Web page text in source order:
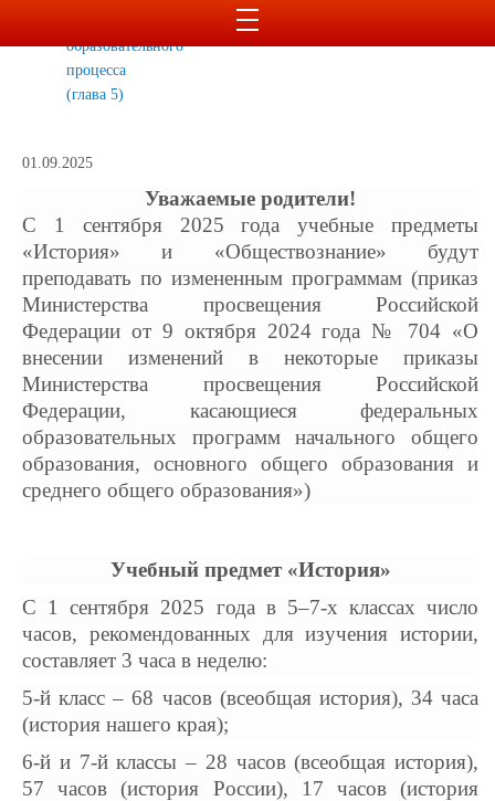
образовательного
процесса
(глава 5)
01.09.2025
Уважаемые родители!
С 1 сентября 2025 года учебные предметы
«История» и «Обществознание» будут
преподавать по измененным программам (приказ
Министерства просвещения Российской
Федерации от 9 октября 2024 года № 704 «О
внесении изменений в некоторые приказы
Министерства просвещения Российской
Федерации, касающиеся федеральных
образовательных программ начального общего
образования, основного общего образования и
среднего общего образования»)
Учебный предмет «История»
С 1 сентября 2025 года в 5–7-х классах число
часов, рекомендованных для изучения истории,
составляет 3 часа в неделю:
5-й класс – 68 часов (всеобщая история), 34 часа
(история нашего края);
6-й и 7-й классы – 28 часов (всеобщая история),
57 часов (история России), 17 часов (история